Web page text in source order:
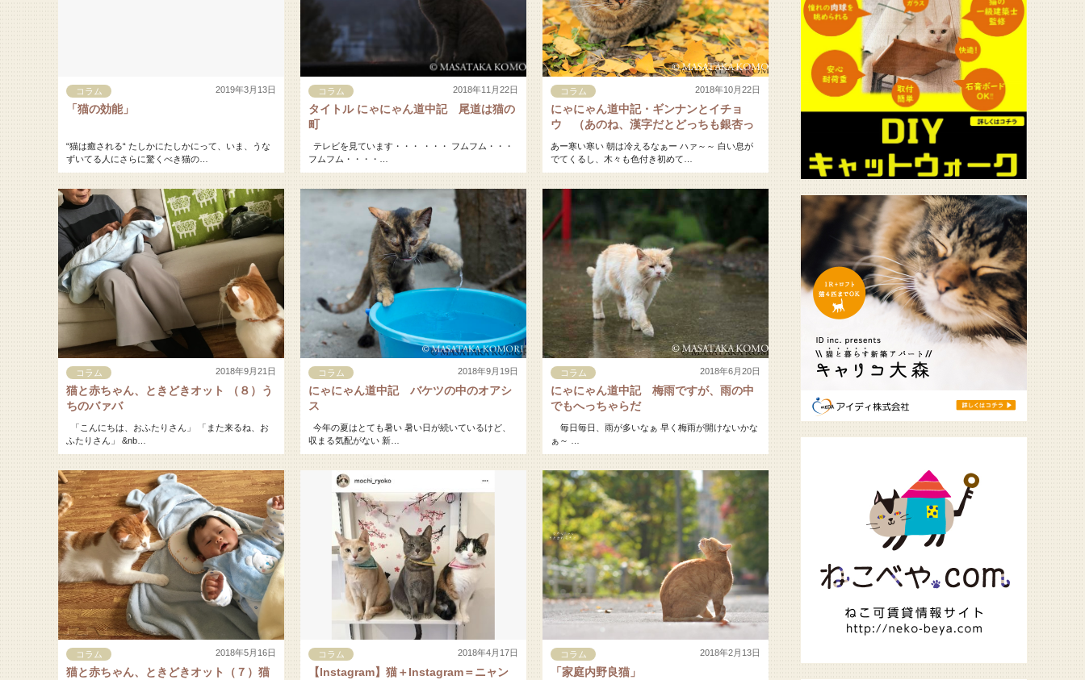
コラム 2019年3月13日
「猫の効能」
“猫は癒される“ たしかにたしかにって、いま、うな
ずいてる人にさらに驚くべき猫の…
コラム 2018年11月22日
タイトル にゃにゃん道中記 尾道は猫の
町
テレビを見ています・・・ ・・・ フムフム・・・
フムフム・・・・…
コラム 2018年10月22日
にゃにゃん道中記・ギンナンとイチョ
ウ （あのね、漢字だとどっちも銀杏っ
て書くんだよ）
あー寒い寒い 朝は冷えるなぁー ハァ～～ 白い息が
でてくるし、木々も色付き初めて…
コラム 2018年9月21日
猫と赤ちゃん、ときどきオット （８）う
ちのバァバ
「こんにちは、おふたりさん」 「また来るね、お
ふたりさん」 &nb…
コラム 2018年9月19日
にゃにゃん道中記 バケツの中のオアシ
ス
今年の夏はとても暑い 暑い日が続いているけど、
収まる気配がない 新…
コラム 2018年6月20日
にゃにゃん道中記 梅雨ですが、雨の中
でもへっちゃらだ
毎日毎日、雨が多いなぁ 早く梅雨が開けないかな
ぁ～ …
コラム 2018年5月16日
猫と赤ちゃん、ときどきオット（７）猫
コラム 2018年4月17日
【Instagram】猫＋Instagram＝ニャン
コラム 2018年2月13日
「家庭内野良猫」